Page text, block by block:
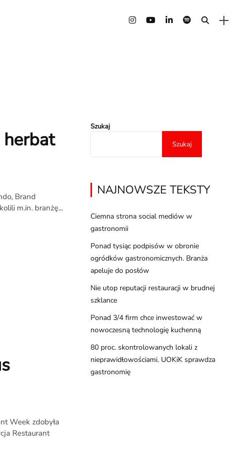
Brand
m.in. branżę...
Week zdobyła
Restaurant
Szukaj
Szukaj
NAJNOWSZE TEKSTY
Ciemna strona social mediów w
gastronomii
Ponad tysiąc podpisów w obronie
ogródków gastronomicznych. Branża
apeluje do posłów
Nie utop reputacji restauracji w brudnej
szklance
Ponad 3/4 firm chce inwestować w
nowoczesną technologię kuchenną
80 proc. skontrolowanych lokali z
nieprawidłowościami. UOKiK sprawdza
gastronomię